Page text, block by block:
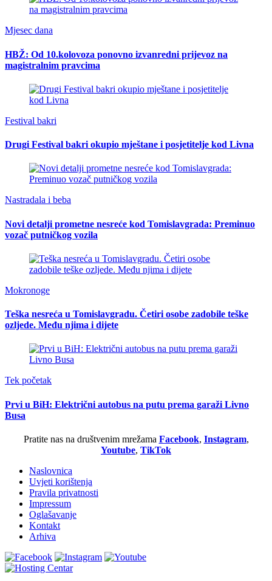
Mjesec dana
HBŽ: Od 10.kolovoza ponovno izvanredni prijevoz na
magistralnim pravcima
Festival bakri
Drugi Festival bakri okupio mještane i posjetitelje kod Livna
Nastradala i beba
Novi detalji prometne nesreće kod Tomislavgrada: Preminuo
vozač putničkog vozila
Mokronoge
Teška nesreća u Tomislavgradu. Četiri osobe zadobile teške
ozljede. Među njima i dijete
Tek početak
Prvi u BiH: Električni autobus na putu prema garaži Livno
Busa
Pratite nas na društvenim mrežama Facebook, Instagram,
Youtube, TikTok
Naslovnica
Uvjeti korištenja
Pravila privatnosti
Impressum
Oglašavanje
Kontakt
Arhiva